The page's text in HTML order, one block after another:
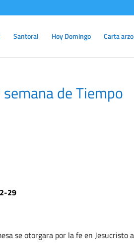
Santoral Hoy Domingo Carta
de Tiempo
29
se otorgara por la fe en Jesucristo